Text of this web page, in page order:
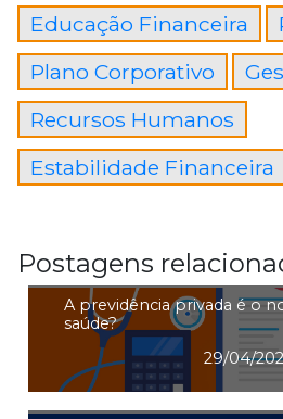
Educação Financeira
Plano Corporativo
Recursos Humanos
Estabilidade Financeira
Postagens
A previdência privada é o
saúde?
29/04/